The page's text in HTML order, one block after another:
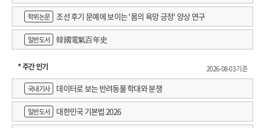
구원 정규연구보고서
학위논문 조선 후기 문예에 보이는 '몸의 욕망 긍정' 양상 연구
일반도서 韓國電氣百年史
* 주간 인기
2026-08-03 기준
국내기사
데이터로 보는 반려동물 학대와 분쟁
일반도서 대한민국 기본법 2026